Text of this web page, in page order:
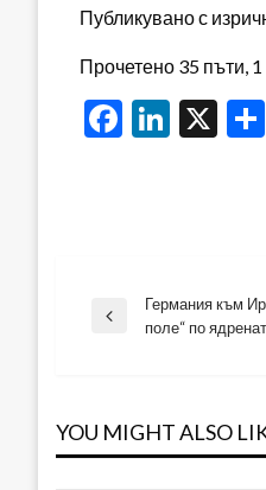
Публикувано с
Прочетено 35 пъти,
X
Previous
Германия към
поле“ по
YOU MIGHT ALSO